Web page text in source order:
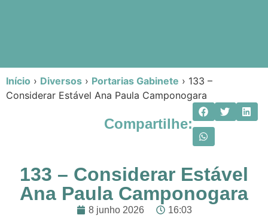
Início › Diversos › Portarias Gabinete › 133 –
Considerar Estável Ana Paula Camponogara
Compartilhe:
133 – Considerar Estável
Ana Paula Camponogara
8 junho 2026 16:03